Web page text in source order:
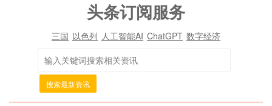
头条订阅服务
三国 以色列 人工智能AI ChatGPT 数字经济
搜索最新资讯